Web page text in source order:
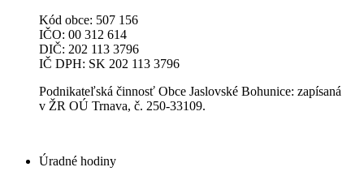
Kód obce: 507 156
IČO: 00 312 614
DIČ: 202 113 3796
IČ DPH: SK 202 113 3796
Podnikateľská činnosť Obce Jaslovské Bohunice: zapísaná
v ŽR OÚ Trnava, č. 250-33109.
Úradné hodiny